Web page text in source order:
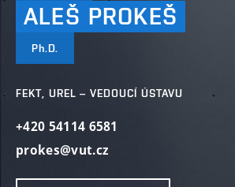
ALEŠ PROKEŠ
Ph.D.
FEKT, UREL – VEDOUCÍ ÚSTAVU
+420 54114 6581
prokes@vut.cz